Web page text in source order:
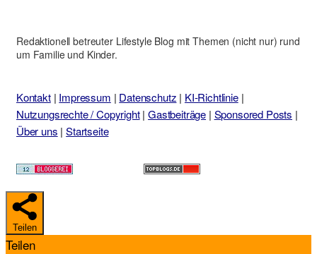
Redaktionell betreuter Lifestyle Blog mit Themen (nicht nur) rund
um Familie und Kinder.
Kontakt| Impressum | Datenschutz | KI-Richtlinie|
Nutzungsrechte / Copyright|Gastbeiträge | Sponsored Posts |
Über uns |Startseite
Teilen
Teilen